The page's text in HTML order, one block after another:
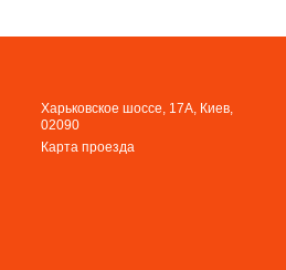
Харьковское шоссе, 17А, Киев,
02090
Карта проезда